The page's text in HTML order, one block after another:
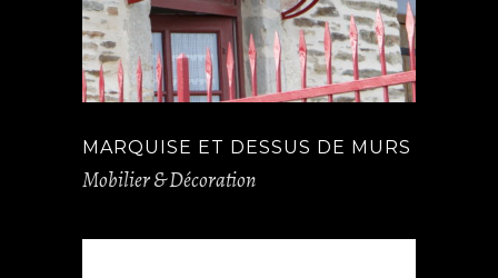
MARQUISE ET DESSUS DE MURS
Mobilier & Décoration